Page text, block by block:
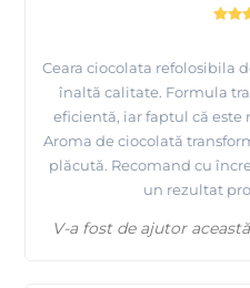
Ceara ciocolata refolosibila
înaltă calitate. Formula
eficientă, iar faptul că este
Aroma de ciocolată
plăcută. Recomand cu
un rezultat
V-a fost de ajutor